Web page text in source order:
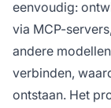
eenvoudig:
via MCP-
andere
verbinden,
ontstaan. Het